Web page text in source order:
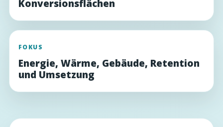
Konversionsflächen
FOKUS
Energie, Wärme, Gebäude, Retention
und Umsetzung